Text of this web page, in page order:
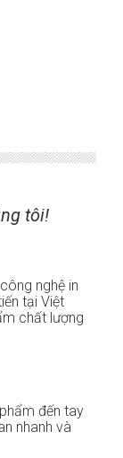
tôi!
nghệ in
tại Việt
chất lượng
đến tay
nhanh và